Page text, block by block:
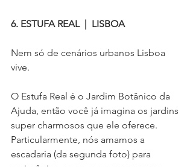
6. ESTUFA REAL  |  LISBOA
Nem só de cenários urbanos Lisboa
vive.
O Estufa Real é o Jardim Botânico da
Ajuda, então você já imagina os jardins
super charmosos que ele oferece.
Particularmente, nós amamos a
escadaria (da segunda foto) para